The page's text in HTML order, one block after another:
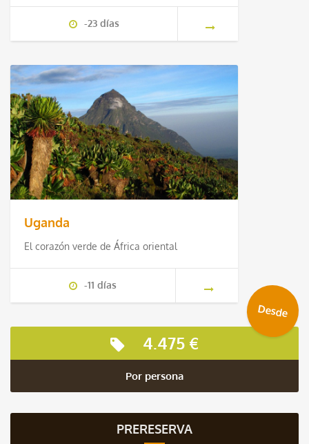
-23 días
Uganda
El corazón verde de África oriental
-11 días
4.475 €
Por persona
Desde
PRERESERVA